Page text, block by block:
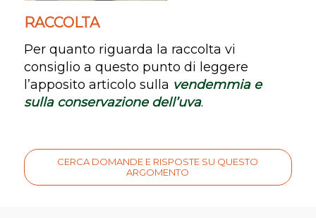
RACCOLTA
Per quanto riguarda la raccolta vi
consiglio a questo punto di leggere
l’apposito articolo sulla vendemmia e
sulla conservazione dell’uva.
CERCA DOMANDE E RISPOSTE SU QUESTO
ARGOMENTO